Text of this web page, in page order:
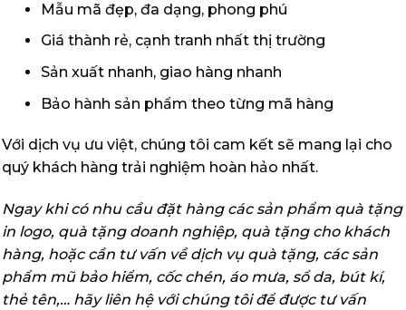
Mẫu mã đẹp, đa dạng, phong phú
Giá thành rẻ, cạnh tranh nhất thị trường
Sản xuất nhanh, giao hàng nhanh
Bảo hành sản phẩm theo từng mã hàng
Với dịch vụ ưu việt, chúng tôi cam kết sẽ mang lại cho
quý khách hàng trải nghiệm hoàn hảo nhất.
Ngay khi có nhu cầu đặt hàng các sản phẩm quà tặng
in logo, quà tặng doanh nghiệp, quà tặng cho khách
hàng, hoặc cần tư vấn về dịch vụ quà tặng, các sản
phẩm mũ bảo hiểm, cốc chén, áo mưa, sổ da, bút kí,
thẻ tên,… hãy liên hệ với chúng tôi để được tư vấn